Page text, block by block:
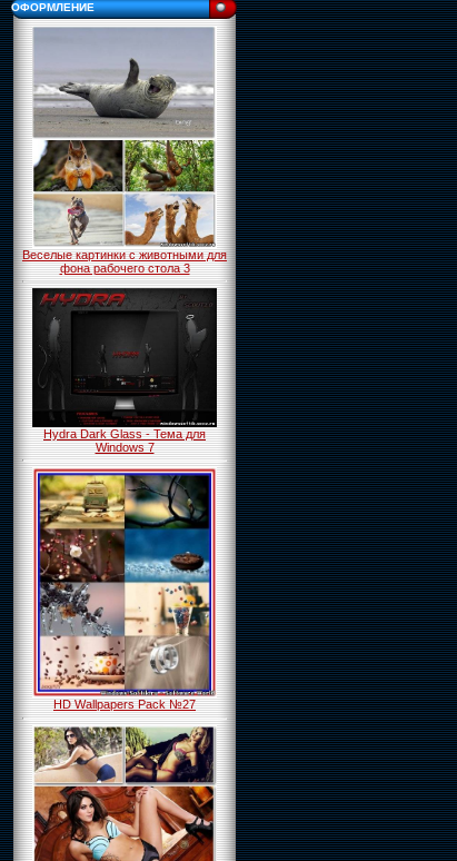
ОФОРМЛЕНИЕ
Веселые картинки с животными для
фона рабочего стола 3
Hydra Dark Glass - Тема для
Windows 7
HD Wallpapers Pack №27